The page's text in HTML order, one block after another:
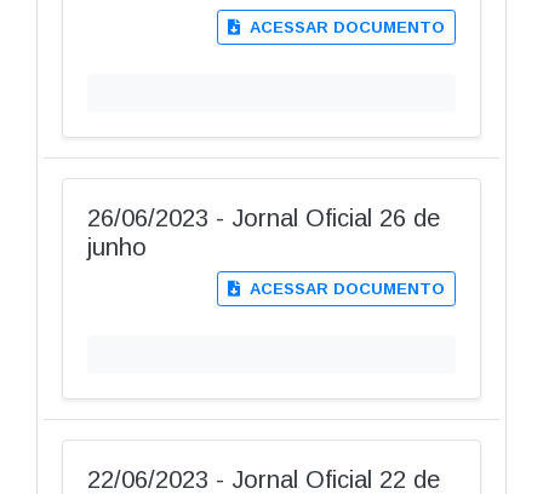
ACESSAR DOCUMENTO
26/06/2023 - Jornal Oficial 26 de
junho
ACESSAR DOCUMENTO
22/06/2023 - Jornal Oficial 22 de